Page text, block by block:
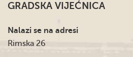
GRADSKA VIJEĆNICA
Nalazi se na adresi
Rimska 26